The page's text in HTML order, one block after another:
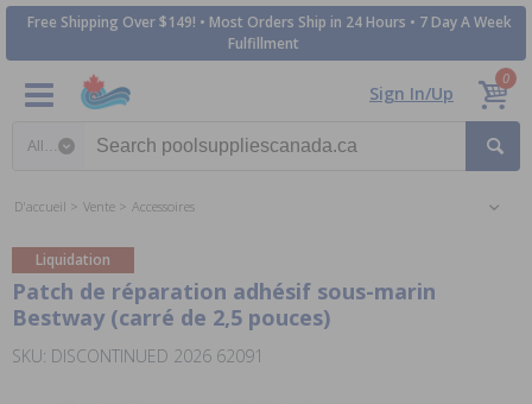
Free Shipping Over $149! • Most Orders Ship in 24 Hours • 7 Day A Week
Fulfillment
Sign In/Up
0
D'accueil Vente Accessoires
Liquidation
Patch de réparation adhésif sous-marin
Bestway (carré de 2,5 pouces)
SKU: DISCONTINUED 2026 62091